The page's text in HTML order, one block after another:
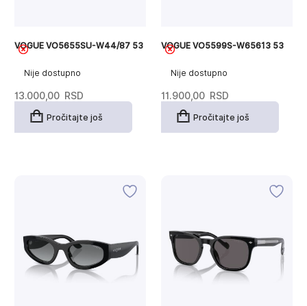
Nije dostupno
VOGUE VO5655SU-W44/87 53
13.000,00 RSD
Pročitajte još
Nije dostupno
VOGUE VO5599S-W65613 53
11.900,00 RSD
Pročitajte još